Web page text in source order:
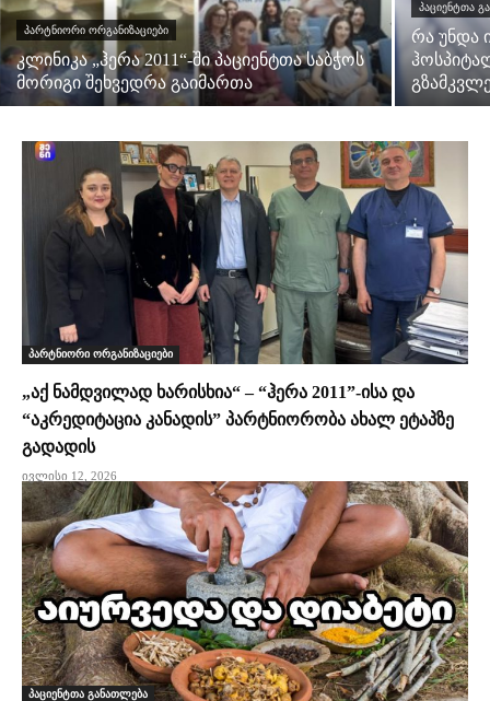
ᲞᲐᲠᲢᲜᲘᲝᲠᲘ ᲝᲠᲒᲐᲜᲘᲖᲐᲪᲘᲔᲑᲘ
კლინიკა „ჰერა 2011“-ში პაციენტთა საბჭოს
მორიგი შეხვედრა გაიმართა
ᲞᲐᲪᲘᲔᲜᲢᲗᲐ
რა უნდა
პარტნიორი ორგანიზაციები
„აქ ნამდვილად ხარისხია“ – “ჰერა 2011”-ისა და
“აკრედიტაცია კანადის” პარტნიორობა ახალ ეტაპზე
გადადის
ივლისი 12, 2026
პაციენტთა განათლება